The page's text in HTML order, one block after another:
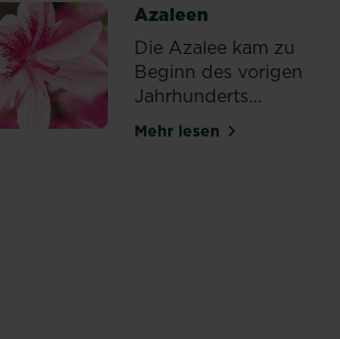
Azaleen
Die Azalee kam zu
Beginn des vorigen
Jahrhunderts...
Mehr lesenüber Azaleen